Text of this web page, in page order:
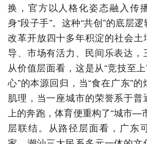
换，官方以人格化姿态融入传
身“段子手”。这种“共创”的底层
改革开放四十多年积淀的社会
导、市场有活力、民间乐表达，
从价值层面看，这是从“竞技至
心”的本源回归，当“食在广东”
肌理，当一座城市的荣誉系于普
上的奔跑，体育便重构了“城市
层联结。从路径层面看，广东